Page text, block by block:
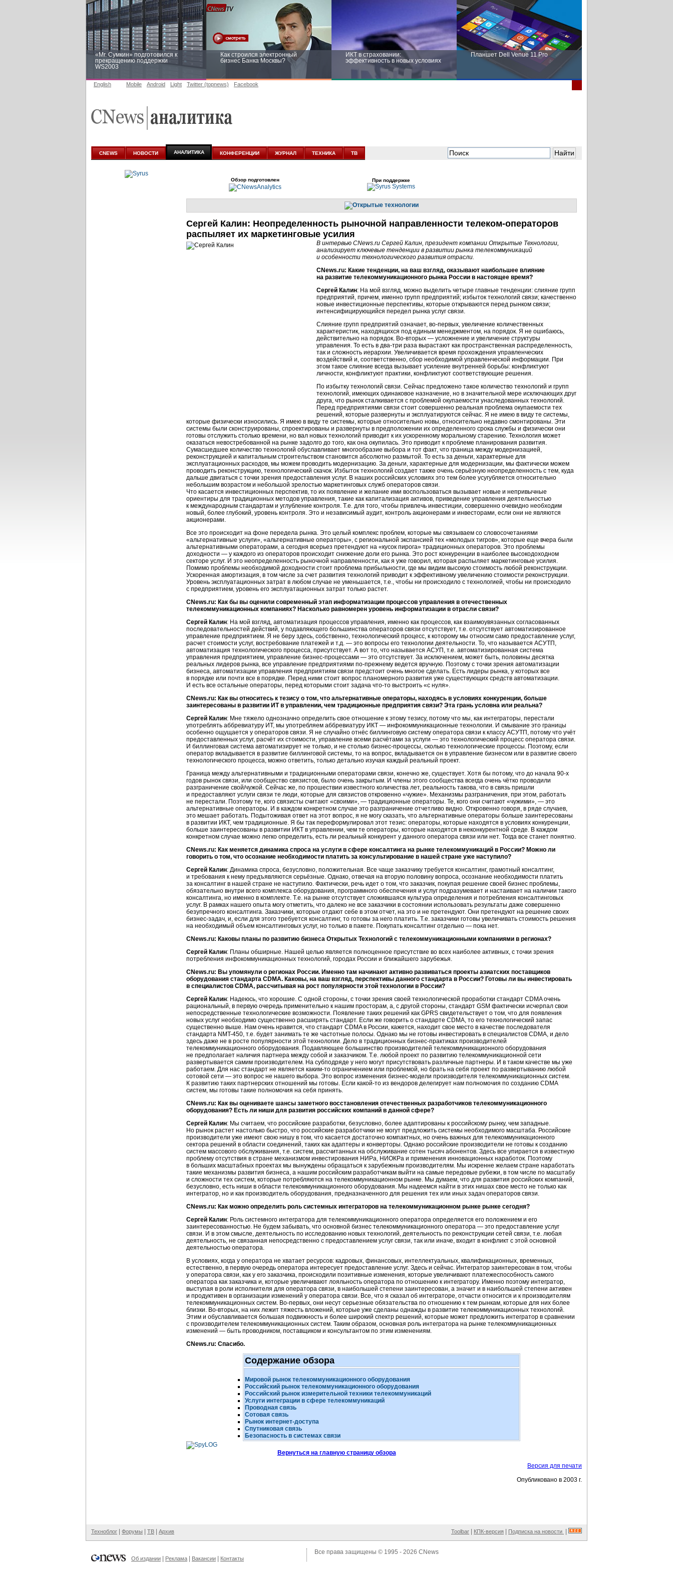
«Mr. Сумкин» подготовился к
прекращению поддержки
WS2003
Как строился электронный
бизнес Банка Москвы?
ИКТ в страховании:
эффективность в новых условиях
Планшет Dell Venue 11 Pro
аналитике
новых условиях
English Mobile Android Light Twitter (topnews) Facebook
CNEWS НОВОСТИ АНАЛИТИКА КОНФЕРЕНЦИИ ЖУРНАЛ ТЕХНИКА ТВ
Обзор подготовлен При поддержке
Сергей Калин: Неопределенность рыночной направленности телеком-операторов
распыляет их маркетинговые усилия
В интервью CNews.ru Сергей Калин, президент компании Открытые Технологии,
анализирует ключевые тенденции в развитии рынка телекоммуникаций
и особенности технологического развития отрасли.
CNews.ru: Какие тенденции, на ваш взгляд, оказывают наибольшее влияние
на развитие телекоммуникационного рынка России в настоящее время?
Сергей Калин: На мой взгляд, можно выделить четыре главные тенденции: слияние групп
предприятий, причем, именно групп предприятий; избыток технологий связи; качественно
новые инвестиционные перспективы, которые открываются перед рынком связи;
интенсифицирующийся передел рынка услуг связи.
Слияние групп предприятий означает, во-первых, увеличение количественных
характеристик, находящихся под единым менеджментом, на порядок. Я не ошибаюсь,
действительно на порядок. Во-вторых — усложнение и увеличение структуры
управления. То есть в два-три раза вырастают как пространственная распределенность,
так и сложность иерархии. Увеличивается время прохождения управленческих
воздействий и, соответственно, сбор необходимой управленческой информации. При
этом такое слияние всегда вызывает усиление внутренней борьбы: конфликтуют
личности, конфликтуют практики, конфликтуют соответствующие решения.
По избытку технологий связи. Сейчас предложено такое количество технологий и групп
технологий, имеющих одинаковое назначение, но в значительной мере исключающих друг
друга, что рынок сталкивается с проблемой окупаемости унаследованных технологий.
Перед предприятиями связи стоит совершенно реальная проблема окупаемости тех
решений, которые развернуты и эксплуатируются сейчас. Я не имею в виду те системы,
которые физически износились. Я имею в виду те системы, которые относительно новы, относительно недавно смонтированы. Эти
системы были сконструированы, спроектированы и развернуты в предположении их определенного срока службы и физически они
готовы отслужить столько времени, но вал новых технологий приводит к их ускоренному моральному старению. Технология может
оказаться невостребованной на рынке задолго до того, как она окупилась. Это приводит к проблеме планирования развития.
Сумасшедшее количество технологий обуславливает многообразие выбора и тот факт, что граница между модернизацией,
реконструкцией и капитальным строительством становится абсолютно размытой. То есть за деньги, характерные для
эксплуатационных расходов, мы можем проводить модернизацию. За деньги, характерные для модернизации, мы фактически можем
проводить реконструкцию, технологический скачок. Избыток технологий создает также очень серьёзную неопределенность с тем, куда
дальше двигаться с точки зрения предоставления услуг. В наших российских условиях это тем более усугубляется относительно
небольшим возрастом и небольшой зрелостью маркетинговых служб операторов связи.
Что касается инвестиционных перспектив, то их появление и желание ими воспользоваться вызывает новые и непривычные
ориентиры для традиционных методов управления, такие как капитализация активов, приведение управления деятельностью
к международным стандартам и углубление контроля. Т.е. для того, чтобы привлечь инвестиции, совершенно очевидно необходим
новый, более глубокий, уровень контроля. Это и независимый аудит, контроль акционерами и инвесторами, если они не являются
акционерами.
Все это происходит на фоне передела рынка. Это целый комплекс проблем, которые мы связываем со словосочетаниями
«альтернативные услуги», «альтернативные операторы», с региональной экспансией тех «молодых тигров», которые еще вчера были
альтернативными операторами, а сегодня всерьез претендуют на «кусок пирога» традиционных операторов. Это проблемы
доходности — у каждого из операторов происходит снижение доли его рынка. Это рост конкуренции в наиболее высокодоходном
секторе услуг. И это неопределенность рыночной направленности, как я уже говорил, которая распыляет маркетинговые усилия.
Помимо проблемы необходимой доходности стоит проблема прибыльности, где мы видим высокую стоимость любой реконструкции.
Ускоренная амортизация, в том числе за счет развития технологий приводит к эффективному увеличению стоимости реконструкции.
Уровень эксплуатационных затрат в любом случае не уменьшается, т.е., чтобы ни происходило с технологией, чтобы ни происходило
с предприятием, уровень его эксплуатационных затрат только растет.
CNews.ru: Как бы вы оценили современный этап информатизации процессов управления в отечественных
телекоммуникационных компаниях? Насколько равномерен уровень информатизации в отрасли связи?
Сергей Калин: На мой взгляд, автоматизация процессов управления, именно как процессов, как взаимоувязанных согласованных
последовательностей действий, у подавляющего большинства операторов связи отсутствует, т.е. отсутствует автоматизированное
управление предприятием. Я не беру здесь, собственно, технологический процесс, к которому мы относим само предоставление услуг,
расчет стоимости услуг, востребование платежей и т.д. — это вопросы его технологии деятельности. То, что называется АСУТП,
автоматизация технологического процесса, присутствует. А вот то, что называется АСУП, т.е. автоматизированная система
управления предприятием, управление бизнес-процессами — это отсутствует. За исключением, может быть, половины десятка
реальных лидеров рынка, все управление предприятиями по-прежнему ведется вручную. Поэтому с точки зрения автоматизации
бизнеса, автоматизации управления предприятиям связи предстоит очень многое сделать. Есть лидеры рынка, у которых все
в порядке или почти все в порядке. Перед ними стоит вопрос планомерного развития уже существующих средств автоматизации.
И есть все остальные операторы, перед которыми стоит задача что-то выстроить «с нуля».
CNews.ru: Как вы относитесь к тезису о том, что альтернативные операторы, находясь в условиях конкуренции, больше
заинтересованы в развитии ИТ в управлении, чем традиционные предприятия связи? Эта грань условна или реальна?
Сергей Калин: Мне тяжело однозначно определить свое отношение к этому тезису, потому что мы, как интеграторы, перестали
употреблять аббревиатуру ИТ, мы употребляем аббревиатуру ИКТ — инфокоммуникационные технологии. И смывание это границы
особенно ощущается у операторов связи. Я не случайно отнёс биллинговую систему оператора связи к классу АСУТП, потому что учёт
предоставленных услуг, расчёт их стоимости, управление всеми расчётами за услуги — это технологический процесс оператора связи.
И биллинговая система автоматизирует не только, и не столько бизнес-процессы, сколько технологические процессы. Поэтому, если
оператор вкладывается в развитие биллинговой системы, то на вопрос, вкладывается он в управление бизнесом или в развитие своего
технологического процесса, можно ответить, только детально изучая каждый реальный проект.
Граница между альтернативными и традиционными операторами связи, конечно же, существует. Хотя бы потому, что до начала 90-х
годов рынок связи, или сообщество связистов, было очень закрытым. И члены этого сообщества всегда очень чётко проводили
разграничение свой/чужой. Сейчас же, по прошествии известного количества лет, реальность такова, что в связь пришли
и предоставляют услуги связи те люди, которые для связистов откровенно «чужие». Механизмы разграничения, при этом, работать
не перестали. Поэтому те, кого связисты считают «своими», — традиционные операторы. Те, кого они считают «чужими», — это
альтернативные операторы. И в каждом конкретном случае это разграничение отчетливо видно. Откровенно говоря, в ряде случаев,
это мешает работать. Подытоживая ответ на этот вопрос, я не могу сказать, что альтернативные операторы больше заинтересованы
в развитии ИКТ, чем традиционные. Я бы так переформулировал этот тезис: операторы, которые находятся в условиях конкуренции,
больше заинтересованы в развитии ИКТ в управлении, чем те операторы, которые находятся в неконкурентной среде. В каждом
конкретном случае можно легко определить, есть ли реальный конкурент у данного оператора связи или нет. Тогда все станет понятно.
CNews.ru: Как меняется динамика спроса на услуги в сфере консалтинга на рынке телекоммуникаций в России? Можно ли
говорить о том, что осознание необходимости платить за консультирование в нашей стране уже наступило?
Сергей Калин: Динамика спроса, безусловно, положительная. Все чаще заказчику требуется консалтинг, грамотный консалтинг,
и требования к нему предъявляются серьёзные. Однако, отвечая на вторую половину вопроса, осознание необходимости платить
за консалтинг в нашей стране не наступило. Фактически, речь идет о том, что заказчик, покупая решение своей бизнес проблемы,
обязательно внутри всего комплекса оборудования, программного обеспечения и услуг подразумевает и настаивает на наличии такого
консалтинга, но именно в комплекте. Т.е. на рынке отсутствует сложившаяся культура определения и потребления консалтинговых
услуг. В рамках нашего опыта могу отметить, что далеко не все заказчики в состоянии использовать результаты даже совершенно
безупречного консалтинга. Заказчики, которые отдают себе в этом отчет, на это и не претендуют. Они претендуют на решение своих
бизнес-задач, и, если для этого требуется консалтинг, то готовы за него платить. Т.е. заказчики готовы увеличивать стоимость решения
на необходимый объем консалтинговых услуг, но только в пакете. Покупать консалтинг отдельно — пока нет.
CNews.ru: Каковы планы по развитию бизнеса Открытых Технологий с телекоммуникационными компаниями в регионах?
Сергей Калин: Планы обширные. Нашей целью является полноценное присутствие во всех наиболее активных, с точки зрения
потребления инфокоммуникационных технологий, городах России и ближайшего зарубежья.
CNews.ru: Вы упомянули о регионах России. Именно там начинают активно развиваться проекты азиатских поставщиков
оборудования стандарта CDMA. Каковы, на ваш взгляд, перспективы данного стандарта в России? Готовы ли вы инвестировать
в специалистов CDMA, рассчитывая на рост популярности этой технологии в России?
Сергей Калин: Надеюсь, что хорошие. С одной стороны, с точки зрения своей технологической проработки стандарт CDMA очень
рациональный, в первую очередь применительно к нашим просторам, а, с другой стороны, стандарт GSM фактически исчерпал свои
непосредственные технологические возможности. Появление таких решений как GPRS свидетельствует о том, что для появления
новых услуг необходимо существенно расширять стандарт. Если же говорить о стандарте CDMA, то его технологический запас
существенно выше. Нам очень нравится, что стандарт CDMA в России, кажется, находит свое место в качестве последователя
стандарта NMT-450, т.е. будет занимать те же частотные полосы. Однако мы не готовы инвестировать в специалистов CDMA, и дело
здесь даже не в росте популярности этой технологии. Дело в традиционных бизнес-практиках производителей
телекоммуникационного оборудования. Подавляющее большинство производителей телекоммуникационного оборудования
не предполагает наличия партнера между собой и заказчиком. Т.е. любой проект по развитию телекоммуникационной сети
развертывается самим производителем. На субподряде у него могут присутствовать различные партнеры. И в таком качестве мы уже
работаем. Для нас стандарт не является каким-то ограничением или проблемой, но брать на себя проект по развертыванию любой
сотовой сети — это вопрос не нашего выбора. Это вопрос изменения бизнес-модели производителя телекоммуникационных систем.
К развитию таких партнерских отношений мы готовы. Если какой-то из вендоров делегирует нам полномочия по созданию CDMA
систем, мы готовы такие полномочия на себя принять.
CNews.ru: Как вы оцениваете шансы заметного восстановления отечественных разработчиков телекоммуникационного
оборудования? Есть ли ниши для развития российских компаний в данной сфере?
Сергей Калин: Мы считаем, что российские разработки, безусловно, более адаптированы к российскому рынку, чем западные.
Но рынок растет настолько быстро, что российские разработчики не могут предложить системы необходимого масштаба. Российские
производители уже имеют свою нишу в том, что касается достаточно компактных, но очень важных для телекоммуникационного
сектора решений в области соединений, таких как адаптеры и конверторы. Однако российские производители не готовы к созданию
систем массового обслуживания, т.е. систем, рассчитанных на обслуживание сотен тысяч абонентов. Здесь все упирается в известную
проблему отсутствия в стране механизмом инвестирования НИРа, НИОКРа и применения инновационных наработок. Поэтому
в больших масштабных проектах мы вынуждены обращаться к зарубежным производителям. Мы искренне желаем стране наработать
такие механизмы развития бизнеса, а нашим российским разработчикам выйти на самые передовые рубежи, в том числе по масштабу
и сложности тех систем, которые потребляются на телекоммуникационном рынке. Мы думаем, что для развития российских компаний,
безусловно, есть ниши в области телекоммуникационного оборудования. Мы надеемся найти в этих нишах свое место не только как
интегратор, но и как производитель оборудования, предназначенного для решения тех или иных задач операторов связи.
CNews.ru: Как можно определить роль системных интеграторов на телекоммуникационном рынке рынке сегодня?
Сергей Калин: Роль системного интегратора для телекоммуникационного оператора определяется его положением и его
заинтересованностью. Не будем забывать, что основной бизнес телекоммуникационного оператора — это предоставление услуг
связи. И в этом смысле, деятельность по исследованию новых технологий, деятельность по реконструкции сетей связи, т.е. любая
деятельность, не связанная непосредственно с предоставлением услуг связи, так или иначе, входит в конфликт с этой основной
деятельностью оператора.
В условиях, когда у оператора не хватает ресурсов: кадровых, финансовых, интеллектуальных, квалификационных, временных,
естественно, в первую очередь оператора интересует предоставление услуг. Здесь и сейчас. Интегратор заинтересован в том, чтобы
у оператора связи, как у его заказчика, происходили позитивные изменения, которые увеличивают платежеспособность самого
оператора как заказчика и, которые увеличивают лояльность оператора по отношению к интегратору. Именно поэтому интегратор,
выступая в роли исполнителя для оператора связи, в наибольшей степени заинтересован, а значит и в наибольшей степени активен
и продуктивен в организации изменений у оператора связи. Все, что я сказал об интеграторе, отчасти относится и к производителям
телекоммуникационных систем. Во-первых, они несут серьезные обязательства по отношению к тем рынкам, которые для них более
близки. Во-вторых, на них лежит тяжесть вложений, которые уже сделаны однажды в развитие телекоммуникационных технологий.
Этим и обуславливается большая подвижность и более широкий спектр решений, которые может предложить интегратор в сравнении
с производителем телекоммуникационных систем. Таким образом, основная роль интегратора на рынке телекоммуникационных
изменений — быть проводником, поставщиком и консультантом по этим изменениям.
CNews.ru: Спасибо.
Содержание обзора
Мировой рынок телекоммуникационного оборудования
Российский рынок телекоммуникационного оборудования
Российский рынок измерительной техники телекоммуникаций
Услуги интеграции в сфере телекоммуникаций
Проводная связь
Сотовая связь
Рынок интернет-доступа
Спутниковая связь
Безопасность в системах связи
Вернуться на главную страницу обзора
Версия для печати
Опубликовано в 2003 г.
Техноблог Форумы ТВ Архив Toolbar КПК-версия Подписка на новости
Об издании Реклама Вакансии Контакты
Все права защищены © 1995 - 2026 CNews